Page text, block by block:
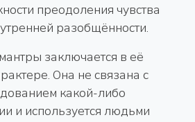
преодоления чувства
разобщённости.
заключается в её
Она не связана с
какой-либо
и используется людьми